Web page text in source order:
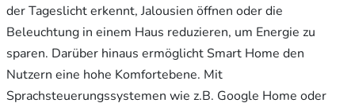
der Tageslicht erkennt, Jalousien öffnen oder die
Beleuchtung in einem Haus reduzieren, um Energie zu
sparen. Darüber hinaus ermöglicht Smart Home den
Nutzern eine hohe Komfortebene. Mit
Sprachsteuerungssystemen wie z.B. Google Home oder